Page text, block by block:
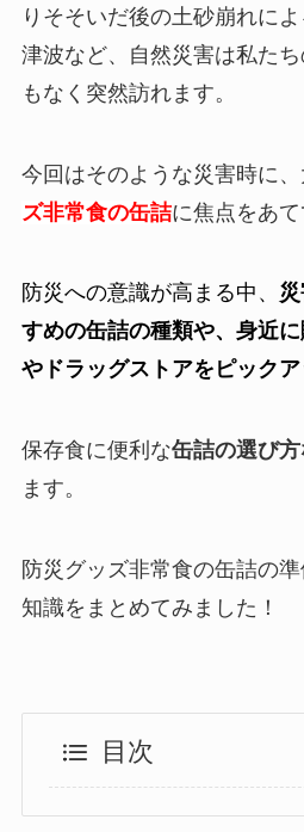
りそそいだ後の土砂崩れに
津波など、自然災害は私た
もなく突然訪れます。
今回はそのような災害時に
ズ非常食の缶詰に焦点をあて
防災への意識が高まる中、
すめの缶詰の種類や、身近
やドラッグストアをピックア
保存食に便利な缶詰の選び
ます。
防災グッズ非常食の缶詰の
知識をまとめてみました！
目次